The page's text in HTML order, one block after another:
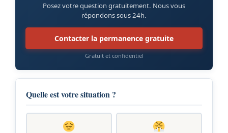
Posez votre question gratuitement. Nous vous
répondons sous 24h.
Contacter la permanence gratuite
Gratuit et confidentiel
Quelle est votre situation ?